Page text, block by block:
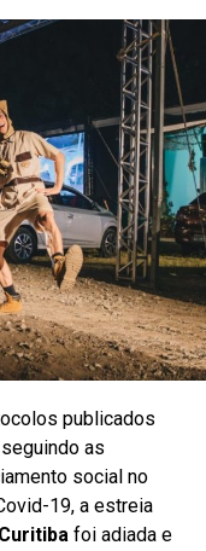
publicados
as
social no
19, a estreia
Curitibafoi adiada e